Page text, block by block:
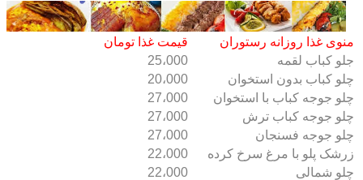
منوی غذا روزانه رستوران
قیمت غذا تومان
جلو کباب لقمه
25،000
چلو کباب بدون استخوان
20،000
چلو جوجه کباب با استخوان
27،000
چلو جوجه کباب ترش
27،000
چلو جوجه فسنجان
27،000
زرشک پلو با مرغ سرخ کرده
22،000
چلو شمالی
22،000